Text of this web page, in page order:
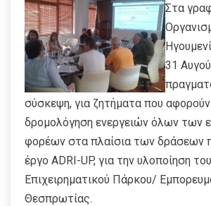
Στα
31
σύσκεψη, για ζητήματα που
δρομολόγηση ενεργειών όλων των
φορέων στα πλαίσια των δράσεων
έργο ADRI-UP, για την υλοποίηση του
Επιχειρηματικού Πάρκου/
Θεσπρωτίας.